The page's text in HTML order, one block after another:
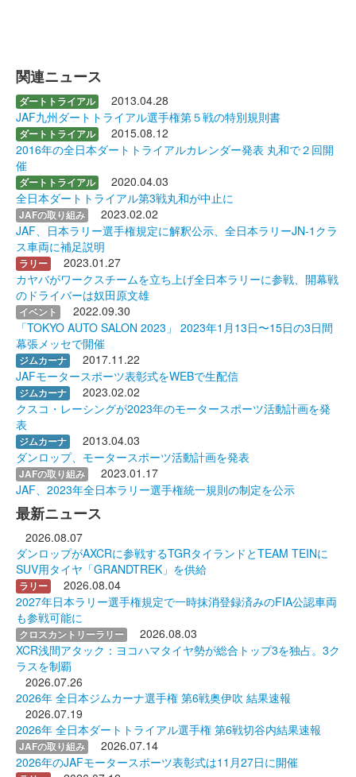
関連ニュース
ダートトライアル
2013.04.28
JAF九州ダートトライアル選手権第５戦の特別規則書
ダートトライアル
2015.08.12
2016年の全日本ダートトライアルカレンダー発表 丸和で２回開
催
ダートトライアル
2020.04.03
全日本ダートトライアル第3戦丸和が中止に
JAFの取り組み
2023.02.02
JAF、日本ラリー選手権規定に解釈公示、全日本ラリーJN-1クラ
ス車両に補足説明
ラリー
2023.01.27
カヤバがワークスチームを立ち上げ全日本ラリーに参戦、開幕戦
のドライバーは奴田原文雄
イベント
2022.09.30
「TOKYO AUTO SALON 2023」 2023年1月13日〜15日の3日間
幕張メッセで開催
ジムカーナ
2017.11.22
JAFモータースポーツ表彰式をWEBで生配信
ジムカーナ
2023.02.02
クスコ・レーシングが2023年のモータースポーツ活動計画を発
表
ジムカーナ
2013.04.03
ダンロップ、モータースポーツ活動計画を発表
JAFの取り組み
2023.01.17
JAF、2023年全日本ラリー選手権統一規則の制定を公示
最新ニュース
2026.08.07
ダンロップがAXCRに参戦するTGRタイランドとTEAM TEINに
SUV用タイヤ「GRANDTREK」を供給
ラリー
2026.08.04
2027年日本ラリー選手権規定で一時抹消登録済みのFIA公認車両
も参戦可能に
クロスカントリーラリー
2026.08.03
XCR浅間アタック：ヨコハマタイヤ勢が総合トップ3を独占。3ク
ラスを制覇
2026.07.26
2026年 全日本ジムカーナ選手権 第6戦奥伊吹 結果速報
2026.07.19
2026年 全日本ダートトライアル選手権 第6戦切谷内結果速報
JAFの取り組み
2026.07.14
2026年のJAFモータースポーツ表彰式は11月27日に開催